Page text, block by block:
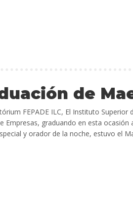
de
FEPADE ILC, El Instituto
Empresas, graduando en esta
y orador de la noche, estuvo el